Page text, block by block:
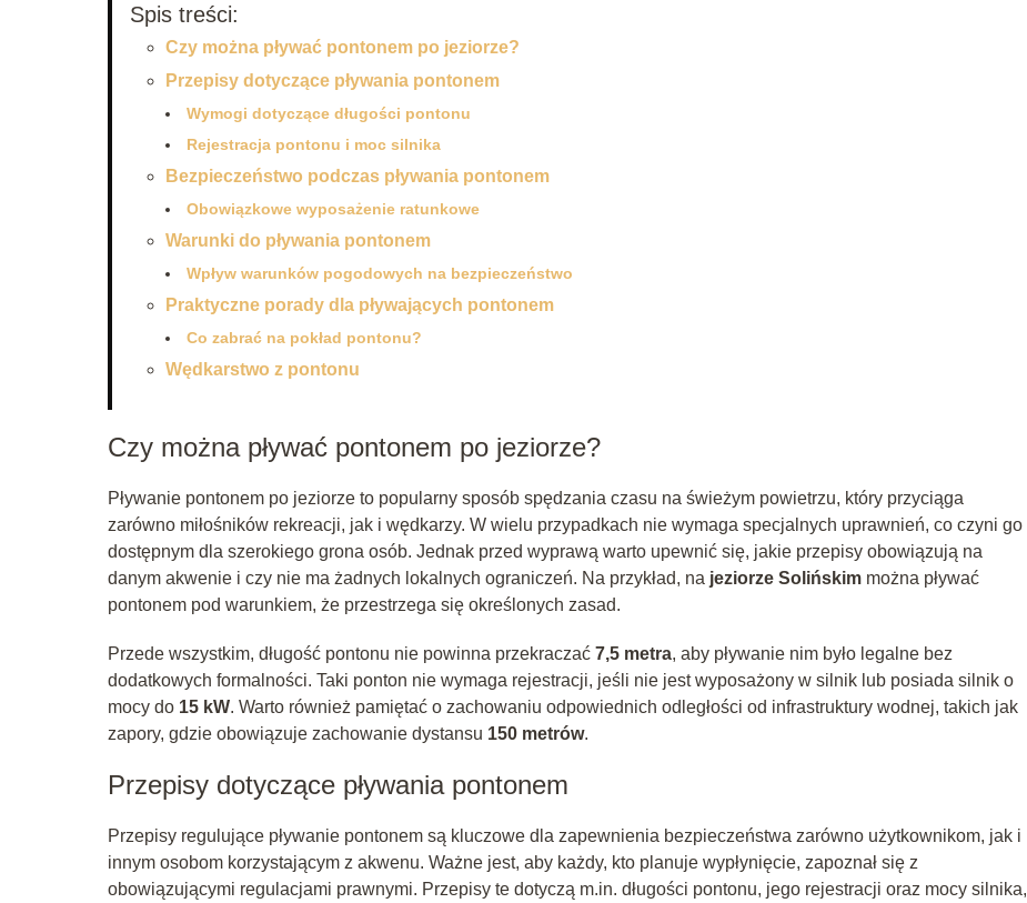
Spis treści:
Czy można pływać pontonem po jeziorze?
Przepisy dotyczące pływania pontonem
Wymogi dotyczące długości pontonu
Rejestracja pontonu i moc silnika
Bezpieczeństwo podczas pływania pontonem
Obowiązkowe wyposażenie ratunkowe
Warunki do pływania pontonem
Wpływ warunków pogodowych na bezpieczeństwo
Praktyczne porady dla pływających pontonem
Co zabrać na pokład pontonu?
Wędkarstwo z pontonu
Czy można pływać pontonem po jeziorze?
Pływanie pontonem po jeziorze to popularny sposób spędzania czasu na świeżym powietrzu, który przyciąga
zarówno miłośników rekreacji, jak i wędkarzy. W wielu przypadkach nie wymaga specjalnych uprawnień, co czyni go
dostępnym dla szerokiego grona osób. Jednak przed wyprawą warto upewnić się, jakie przepisy obowiązują na
danym akwenie i czy nie ma żadnych lokalnych ograniczeń. Na przykład, na jeziorze Solińskim można pływać
pontonem pod warunkiem, że przestrzega się określonych zasad.
Przede wszystkim, długość pontonu nie powinna przekraczać 7,5 metra, aby pływanie nim było legalne bez
dodatkowych formalności. Taki ponton nie wymaga rejestracji, jeśli nie jest wyposażony w silnik lub posiada silnik o
mocy do 15 kW. Warto również pamiętać o zachowaniu odpowiednich odległości od infrastruktury wodnej, takich jak
zapory, gdzie obowiązuje zachowanie dystansu 150 metrów.
Przepisy dotyczące pływania pontonem
Przepisy regulujące pływanie pontonem są kluczowe dla zapewnienia bezpieczeństwa zarówno użytkownikom, jak i
innym osobom korzystającym z akwenu. Ważne jest, aby każdy, kto planuje wypłynięcie, zapoznał się z
obowiązującymi regulacjami prawnymi. Przepisy te dotyczą m.in. długości pontonu, jego rejestracji oraz mocy silnika,